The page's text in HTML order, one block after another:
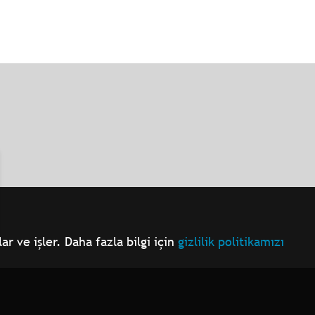
ve işler. Daha fazla bilgi içingizlilik politikamızı